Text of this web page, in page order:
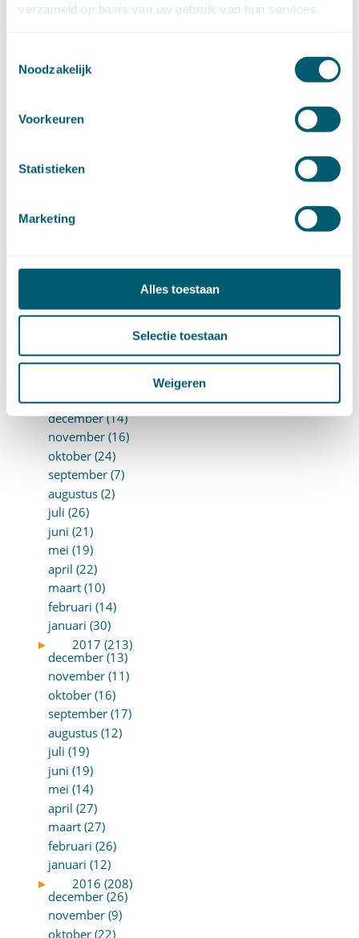
verzameld op basis van uw gebruik van hun services.
Noodzakelijk
Voorkeuren
Statistieken
Marketing
Alles toestaan
Selectie toestaan
Weigeren
augustus (2)
mei (12)
februari (12)
►
2019 (147)
december (8)
oktober (13)
juli (10)
mei (14)
februari (14)
►
2018 (205)
december (14)
november (16)
oktober (24)
september (7)
augustus (2)
juli (26)
juni (21)
mei (19)
april (22)
maart (10)
februari (14)
januari (30)
►
2017 (213)
december (13)
november (11)
oktober (16)
september (17)
augustus (12)
juli (19)
juni (19)
mei (14)
april (27)
maart (27)
februari (26)
januari (12)
►
2016 (208)
december (26)
november (9)
oktober (22)